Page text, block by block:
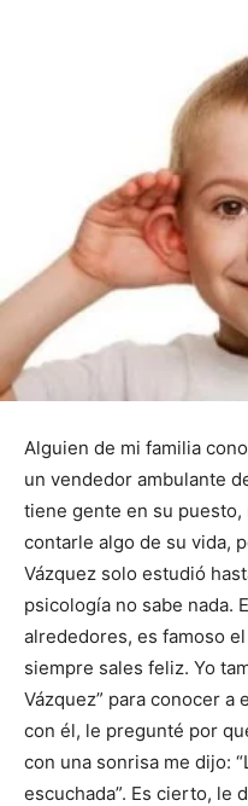
Alguien de mi familia
un vendedor ambulante
tiene gente en su puesto,
contarle algo de su vida,
Vázquez solo estudió
psicología no sabe nada.
alrededores, es famoso
siempre sales feliz. Yo
Vázquez” para conocer a
con él, le pregunté por
con una sonrisa me dijo:
escuchada”. Es cierto, le